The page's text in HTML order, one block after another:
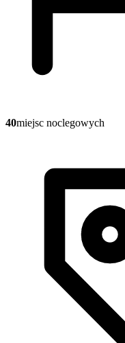
40miejsc noclegowych